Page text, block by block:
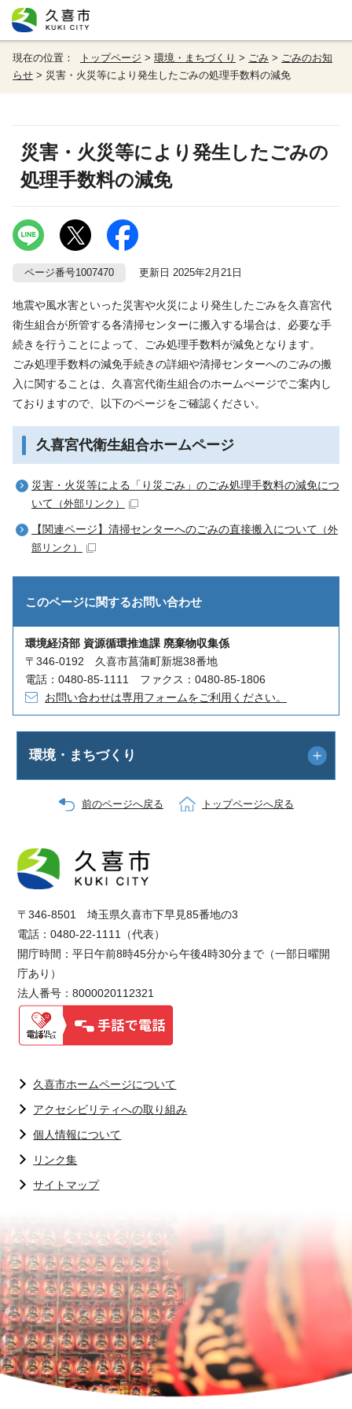
現在の位置： トップページ > 環境・まちづくり > ごみ > ごみのお知
らせ > 災害・火災等により発生したごみの処理手数料の減免
災害・火災等により発生したごみの
処理手数料の減免
ページ番号1007470 更新日 2025年2月21日
地震や風水害といった災害や火災により発生したごみを久喜宮代
衛生組合が所管する各清掃センターに搬入する場合は、必要な手
続きを行うことによって、ごみ処理手数料が減免となります。
ごみ処理手数料の減免手続きの詳細や清掃センターへのごみの搬
入に関することは、久喜宮代衛生組合のホームぺージでご案内し
ておりますので、以下のページをご確認ください。
久喜宮代衛生組合ホームページ
災害・火災等による「り災ごみ」のごみ処理手数料の減免につ
いて （外部リンク）
【関連ページ】清掃センターへのごみの直接搬入について （外
部リンク）
このページに関するお問い合わせ
環境経済部 資源循環推進課 廃棄物収集係
〒346-0192 久喜市菖蒲町新堀38番地
電話：0480-85-1111 ファクス：0480-85-1806
お問い合わせは専用フォームをご利用ください。
環境・まちづくり
前のページへ戻る トップページへ戻る
〒346-8501 埼玉県久喜市下早見85番地の3
電話：0480-22-1111（代表）
開庁時間：平日午前8時45分から午後4時30分まで（一部日曜開
庁あり）
法人番号：8000020112321
久喜市ホームページについて
アクセシビリティへの取り組み
個人情報について
リンク集
サイトマップ